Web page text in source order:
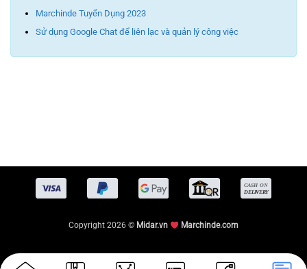
Marchinde Tuyển Dụng 2023
Sử dụng Google Chat để liên lạc và quản lý công việc
Copyright 2026 © Midar.vn Marchinde.com